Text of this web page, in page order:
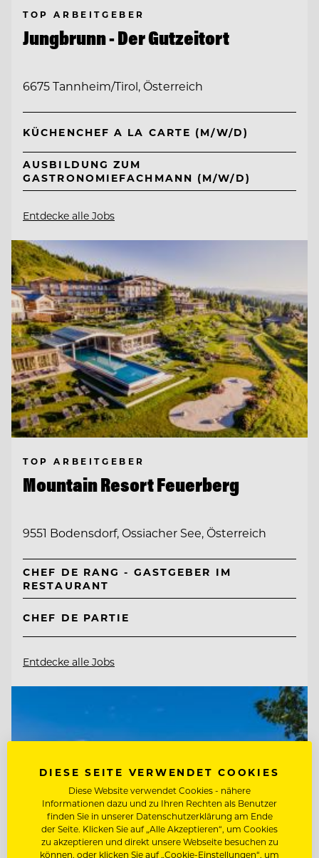
TOP ARBEITGEBER
Jungbrunn - Der Gutzeitort
6675 Tannheim/Tirol, Österreich
KÜCHENCHEF A LA CARTE (M/W/D)
AUSBILDUNG ZUM
GASTRONOMIEFACHMANN (M/W/D)
Entdecke alle Jobs
TOP ARBEITGEBER
Mountain Resort Feuerberg
9551 Bodensdorf, Ossiacher See, Österreich
CHEF DE RANG - GASTGEBER IM
RESTAURANT
CHEF DE PARTIE
Entdecke alle Jobs
DIESE SEITE VERWENDET COOKIES
Diese Website verwendet Cookies - nähere
Informationen dazu und zu Ihren Rechten als Benutzer
finden Sie in unserer Datenschutzerklärung am Ende
der Seite. Klicken Sie auf „Alle Akzeptieren“, um Cookies
zu akzeptieren und direkt unsere Webseite besuchen zu
können, oder klicken Sie auf „Cookie-Einstellungen“, um